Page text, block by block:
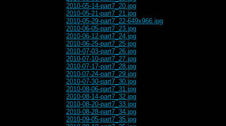
2010-05-14-part7_20.jpg
2010-05-21-part7_21.jpg
2010-05-29-part7_22-649x966.jpg
2010-06-05-part7_23.jpg
2010-06-12-part7_24.jpg
2010-06-25-part7_25.jpg
2010-07-03-part7_26.jpg
2010-07-10-part7_27.jpg
2010-07-17-part7_28.jpg
2010-07-24-part7_29.jpg
2010-07-30-part7_30.jpg
2010-08-06-part7_31.jpg
2010-08-14-part7_32.jpg
2010-08-20-part7_33.jpg
2010-08-28-part7_34.jpg
2010-09-05-part7_35.jpg